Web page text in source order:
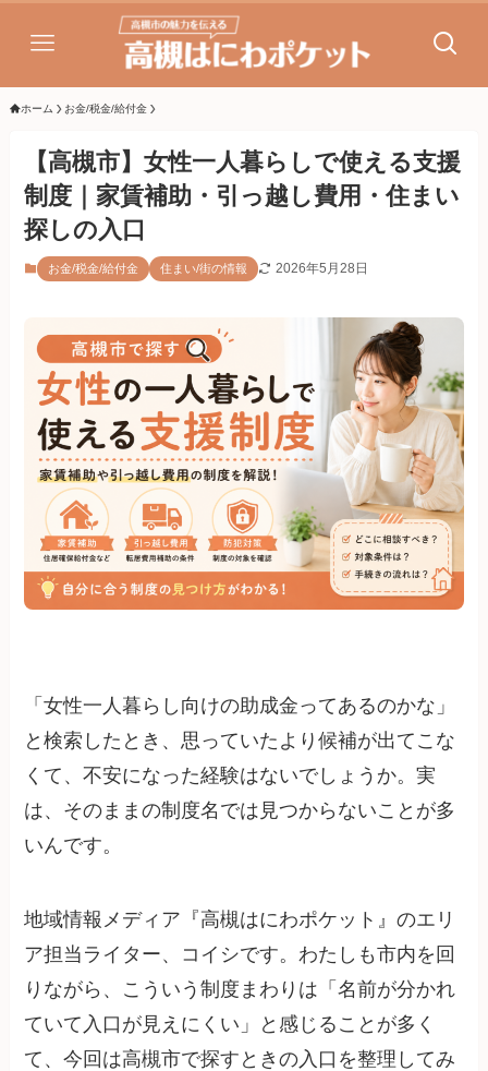
ホーム お金/税金/給付金
【高槻市】女性一人暮らしで使える支援
制度｜家賃補助・引っ越し費用・住まい
探しの入口
お金/税金/給付金 住まい/街の情報 2026年5月28日
「女性一人暮らし向けの助成金ってあるのかな」
と検索したとき、思っていたより候補が出てこな
くて、不安になった経験はないでしょうか。実
は、そのままの制度名では見つからないことが多
いんです。
地域情報メディア『高槻はにわポケット』のエリ
ア担当ライター、コイシです。わたしも市内を回
りながら、こういう制度まわりは「名前が分かれ
ていて入口が見えにくい」と感じることが多く
て、今回は高槻市で探すときの入口を整理してみ